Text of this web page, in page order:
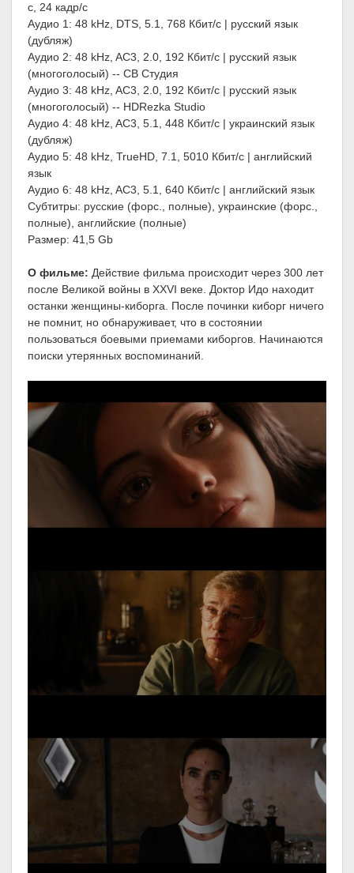
с, 24 кадр/с
Аудио 1: 48 kHz, DTS, 5.1, 768 Кбит/с | русский язык
(дубляж)
Аудио 2: 48 kHz, AC3, 2.0, 192 Кбит/с | русский язык
(многоголосый) -- СВ Студия
Аудио 3: 48 kHz, AC3, 2.0, 192 Кбит/с | русский язык
(многоголосый) -- HDRezka Studio
Аудио 4: 48 kHz, AC3, 5.1, 448 Кбит/с | украинский язык
(дубляж)
Аудио 5: 48 kHz, TrueHD, 7.1, 5010 Кбит/с | английский
язык
Аудио 6: 48 kHz, AC3, 5.1, 640 Кбит/с | английский язык
Субтитры: русские (форс., полные), украинские (форс.,
полные), английские (полные)
Размер: 41,5 Gb
О фильме: Действие фильма происходит через 300 лет
после Великой войны в XXVI веке. Доктор Идо находит
останки женщины-киборга. После починки киборг ничего
не помнит, но обнаруживает, что в состоянии
пользоваться боевыми приемами киборгов. Начинаются
поиски утерянных воспоминаний.